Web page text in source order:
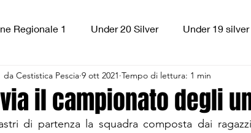
Regionale 1 Under 20 Silver Under 19 silver
Under 14 Silver Under 13 Silver
CSI Under 13 Divisione Regionale 3 CSI
il campionato degli
da Cestistica Pescia 9 ott 2021 Tempo di lettura: 1 min
di partenza la squadra composta dai